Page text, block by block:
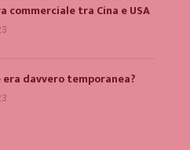
commerciale tra Cina e USA
era davvero temporanea?